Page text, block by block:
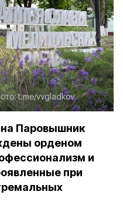
t.me/vvgladkov
Паровышник
орденом
и
при